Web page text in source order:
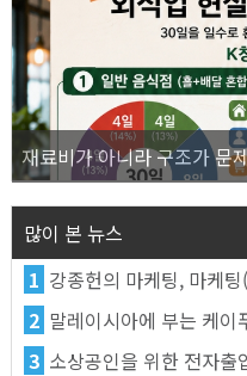
많이 본 뉴스
1 강종헌의 마케팅, 마케
2 말레이시아에 부는 케이
3 소상공인을 위한 전자